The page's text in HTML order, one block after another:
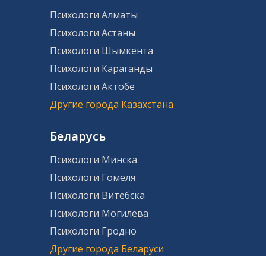
Психологи Алматы
Психологи Астаны
Психологи Шымкента
Психологи Караганды
Психологи Актобе
Другие города Казахстана
Беларусь
Психологи Минска
Психологи Гомеля
Психологи Витебска
Психологи Могилева
Психологи Гродно
Другие города Беларуси